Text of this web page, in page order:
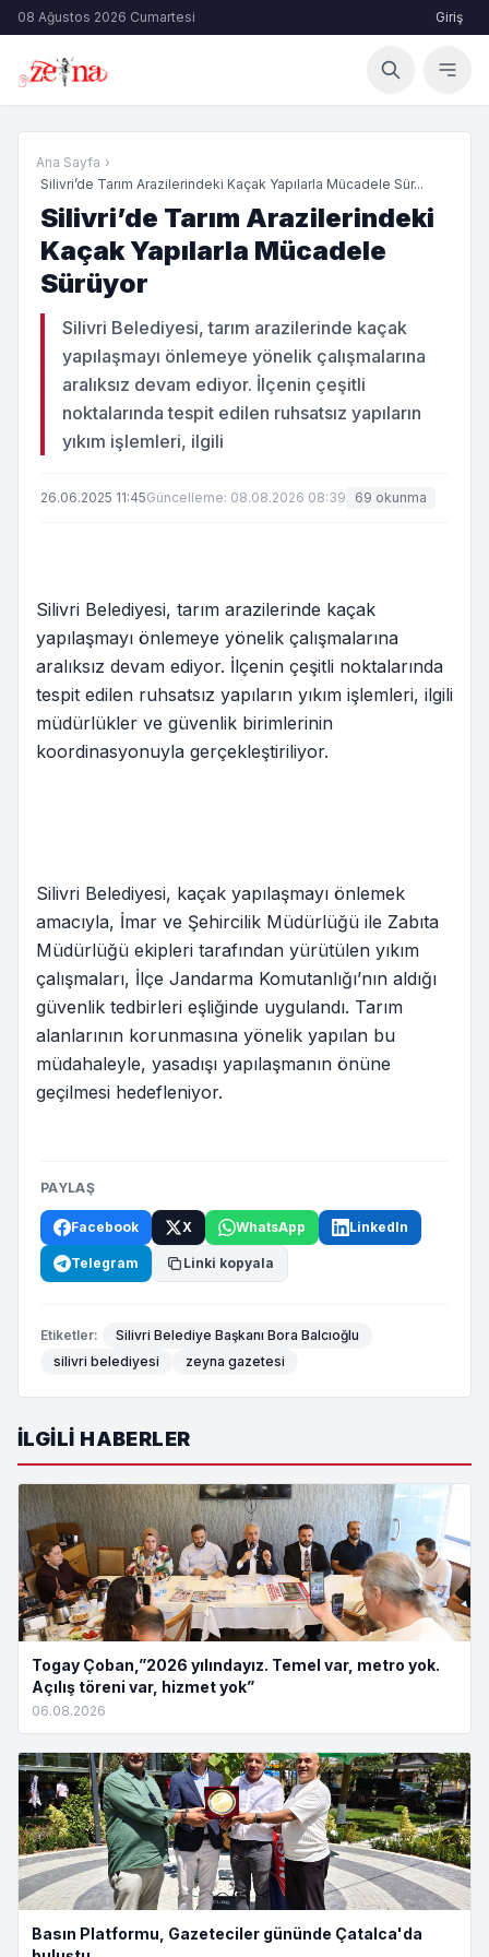
08 Ağustos 2026 Cumartesi Giriş
Ana Sayfa ›
Silivri’de Tarım Arazilerindeki Kaçak Yapılarla Mücadele Sür...
Silivri’de Tarım Arazilerindeki
Kaçak Yapılarla Mücadele
Sürüyor
Silivri Belediyesi, tarım arazilerinde kaçak
yapılaşmayı önlemeye yönelik çalışmalarına
aralıksız devam ediyor. İlçenin çeşitli
noktalarında tespit edilen ruhsatsız yapıların
yıkım işlemleri, ilgili
26.06.2025 11:45Güncelleme: 08.08.2026 08:39 69 okunma
Silivri Belediyesi, tarım arazilerinde kaçak
yapılaşmayı önlemeye yönelik çalışmalarına
aralıksız devam ediyor. İlçenin çeşitli noktalarında
tespit edilen ruhsatsız yapıların yıkım işlemleri, ilgili
müdürlükler ve güvenlik birimlerinin
koordinasyonuyla gerçekleştiriliyor.
Silivri Belediyesi, kaçak yapılaşmayı önlemek
amacıyla, İmar ve Şehircilik Müdürlüğü ile Zabıta
Müdürlüğü ekipleri tarafından yürütülen yıkım
çalışmaları, İlçe Jandarma Komutanlığı’nın aldığı
güvenlik tedbirleri eşliğinde uygulandı. Tarım
alanlarının korunmasına yönelik yapılan bu
müdahaleyle, yasadışı yapılaşmanın önüne
geçilmesi hedefleniyor.
PAYLAŞ
Facebook X WhatsApp LinkedIn
Telegram Linki kopyala
Etiketler:
Silivri Belediye Başkanı Bora Balcıoğlu
silivri belediyesi
zeyna gazetesi
İLGILI HABERLER
Togay Çoban,”2026 yılındayız. Temel var, metro yok.
Açılış töreni var, hizmet yok”
06.08.2026
Basın Platformu, Gazeteciler gününde Çatalca'da